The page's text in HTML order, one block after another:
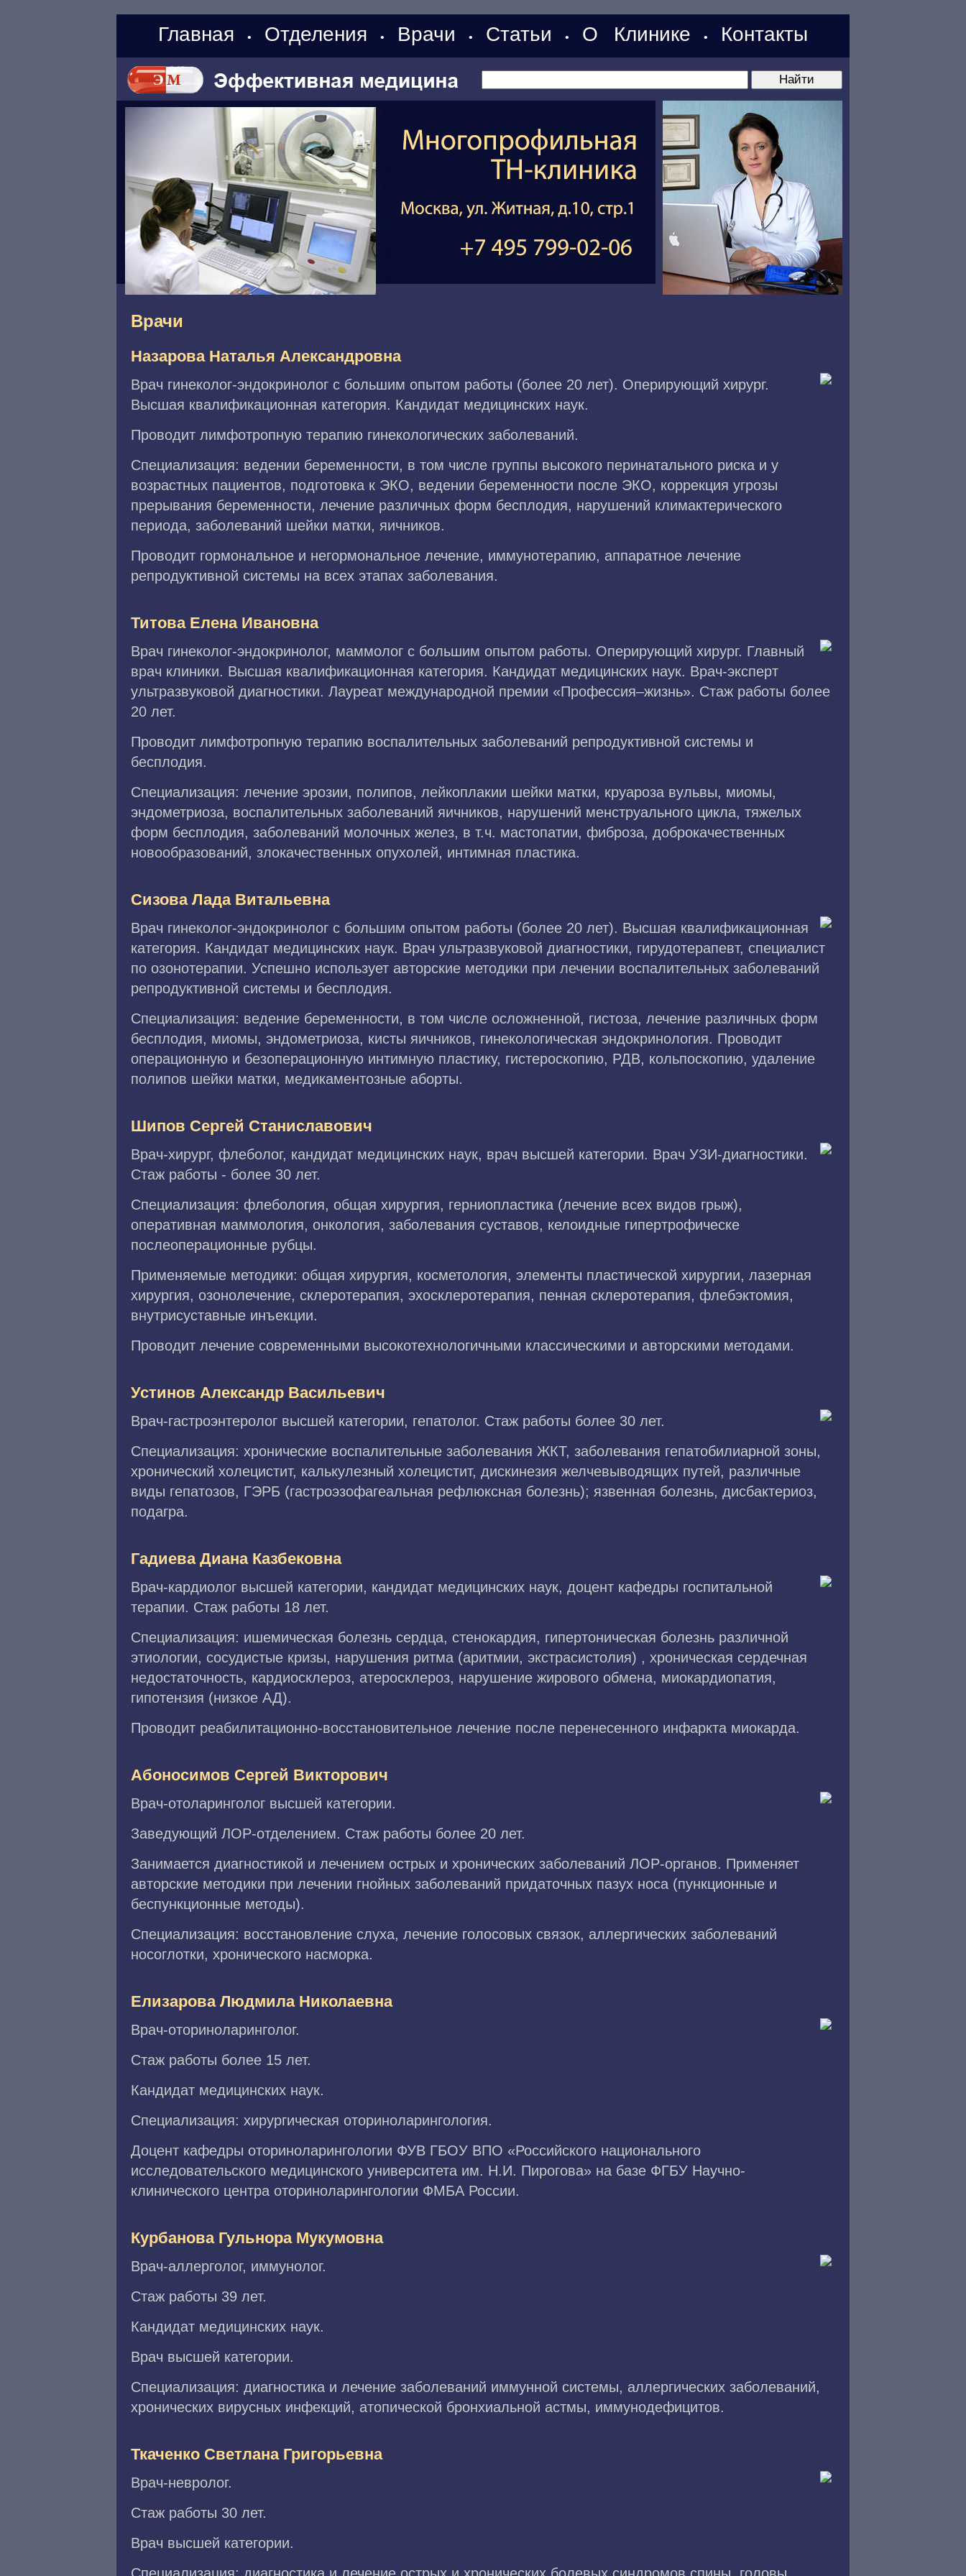
Главная • Отделения • Врачи • Статьи • О Клинике • Контакты
Врачи
Назарова Наталья Александровна
Врач гинеколог-эндокринолог с большим опытом работы (более 20 лет). Оперирующий хирург.
Высшая квалификационная категория. Кандидат медицинских наук.
Проводит лимфотропную терапию гинекологических заболеваний.
Специализация: ведении беременности, в том числе группы высокого перинатального риска и у
возрастных пациентов, подготовка к ЭКО, ведении беременности после ЭКО, коррекция угрозы
прерывания беременности, лечение различных форм бесплодия, нарушений климактерического
периода, заболеваний шейки матки, яичников.
Проводит гормональное и негормональное лечение, иммунотерапию, аппаратное лечение
репродуктивной системы на всех этапах заболевания.
Титова Елена Ивановна
Врач гинеколог-эндокринолог, маммолог с большим опытом работы. Оперирующий хирург. Главный
врач клиники. Высшая квалификационная категория. Кандидат медицинских наук. Врач-эксперт
ультразвуковой диагностики. Лауреат международной премии «Профессия–жизнь». Стаж работы более
20 лет.
Проводит лимфотропную терапию воспалительных заболеваний репродуктивной системы и
бесплодия.
Специализация: лечение эрозии, полипов, лейкоплакии шейки матки, круароза вульвы, миомы,
эндометриоза, воспалительных заболеваний яичников, нарушений менструального цикла, тяжелых
форм бесплодия, заболеваний молочных желез, в т.ч. мастопатии, фиброза, доброкачественных
новообразований, злокачественных опухолей, интимная пластика.
Сизова Лада Витальевна
Врач гинеколог-эндокринолог с большим опытом работы (более 20 лет). Высшая квалификационная
категория. Кандидат медицинских наук. Врач ультразвуковой диагностики, гирудотерапевт, специалист
по озонотерапии. Успешно использует авторские методики при лечении воспалительных заболеваний
репродуктивной системы и бесплодия.
Специализация: ведение беременности, в том числе осложненной, гистоза, лечение различных форм
бесплодия, миомы, эндометриоза, кисты яичников, гинекологическая эндокринология. Проводит
операционную и безоперационную интимную пластику, гистероскопию, РДВ, кольпоскопию, удаление
полипов шейки матки, медикаментозные аборты.
Шипов Сергей Станиславович
Врач-хирург, флеболог, кандидат медицинских наук, врач высшей категории. Врач УЗИ-диагностики.
Стаж работы - более 30 лет.
Специализация: флебология, общая хирургия, герниопластика (лечение всех видов грыж),
оперативная маммология, онкология, заболевания суставов, келоидные гипертрофическе
послеоперационные рубцы.
Применяемые методики: общая хирургия, косметология, элементы пластической хирургии, лазерная
хирургия, озонолечение, склеротерапия, эхосклеротерапия, пенная склеротерапия, флебэктомия,
внутрисуставные инъекции.
Проводит лечение современными высокотехнологичными классическими и авторскими методами.
Устинов Александр Васильевич
Врач-гастроэнтеролог высшей категории, гепатолог. Стаж работы более 30 лет.
Специализация: хронические воспалительные заболевания ЖКТ, заболевания гепатобилиарной зоны,
хронический холецистит, калькулезный холецистит, дискинезия желчевыводящих путей, различные
виды гепатозов, ГЭРБ (гастроэзофагеальная рефлюксная болезнь); язвенная болезнь, дисбактериоз,
подагра.
Гадиева Диана Казбековна
Врач-кардиолог высшей категории, кандидат медицинских наук, доцент кафедры госпитальной
терапии. Стаж работы 18 лет.
Специализация: ишемическая болезнь сердца, стенокардия, гипертоническая болезнь различной
этиологии, сосудистые кризы, нарушения ритма (аритмии, экстрасистолия) , хроническая сердечная
недостаточность, кардиосклероз, атеросклероз, нарушение жирового обмена, миокардиопатия,
гипотензия (низкое АД).
Проводит реабилитационно-восстановительное лечение после перенесенного инфаркта миокарда.
Абоносимов Сергей Викторович
Врач-отоларинголог высшей категории.
Заведующий ЛОР-отделением. Стаж работы более 20 лет.
Занимается диагностикой и лечением острых и хронических заболеваний ЛОР-органов. Применяет
авторские методики при лечении гнойных заболеваний придаточных пазух носа (пункционные и
беспункционные методы).
Специализация: восстановление слуха, лечение голосовых связок, аллергических заболеваний
носоглотки, хронического насморка.
Елизарова Людмила Николаевна
Врач-оториноларинголог.
Стаж работы более 15 лет.
Кандидат медицинских наук.
Специализация: хирургическая оториноларингология.
Доцент кафедры оториноларингологии ФУВ ГБОУ ВПО «Российского национального
исследовательского медицинского университета им. Н.И. Пирогова» на базе ФГБУ Научно-
клинического центра оториноларингологии ФМБА России.
Курбанова Гульнора Мукумовна
Врач-аллерголог, иммунолог.
Стаж работы 39 лет.
Кандидат медицинских наук.
Врач высшей категории.
Специализация: диагностика и лечение заболеваний иммунной системы, аллергических заболеваний,
хронических вирусных инфекций, атопической бронхиальной астмы, иммунодефицитов.
Ткаченко Светлана Григорьевна
Врач-невролог.
Стаж работы 30 лет.
Врач высшей категории.